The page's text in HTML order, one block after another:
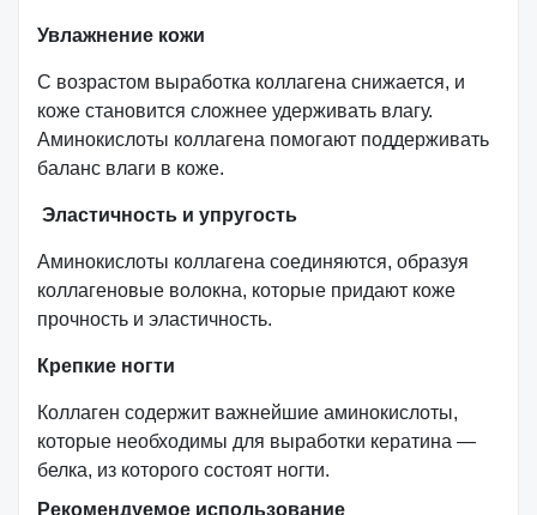
Увлажнение кожи
С возрастом выработка коллагена снижается, и
коже становится сложнее удерживать влагу.
Аминокислоты коллагена помогают поддерживать
баланс влаги в коже.
Эластичность и упругость
Аминокислоты коллагена соединяются, образуя
коллагеновые волокна, которые придают коже
прочность и эластичность.
Крепкие ногти
Коллаген содержит важнейшие аминокислоты,
которые необходимы для выработки кератина —
белка, из которого состоят ногти.
Рекомендуемое использование